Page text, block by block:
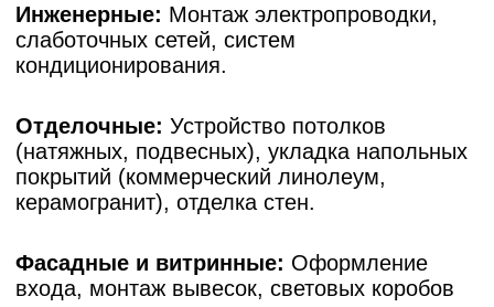
В санузлах выполняется разводка
сантехники — тройниковая система.
Керамическая плитка на полу и стенах,
Перепланировка не предусмотрена,
замена штукатурки только в санузлах
На стенах плотные обои, без
декоративных элементов, шпаклевка
под обои — углы не выводятся
Натяжной потолок с обычным багетом
На полу линолеум или замковое
покрытие, плинтус ПВХ